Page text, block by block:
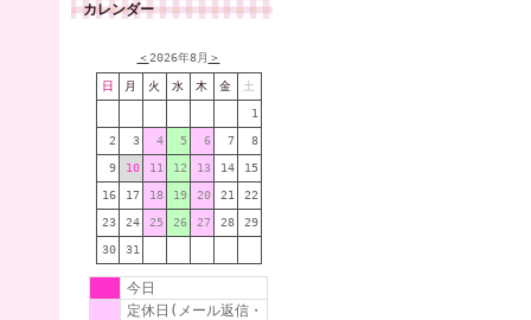
カレンダー
＜2026年8月 ＞
日 月 火 水 木 金 土
1
2 3 4 5 6 7 8
9 10 11 12 13 14 15
16 17 18 19 20 21 22
23 24 25 26 27 28 29
30 31
今日
定休日(メール返信・